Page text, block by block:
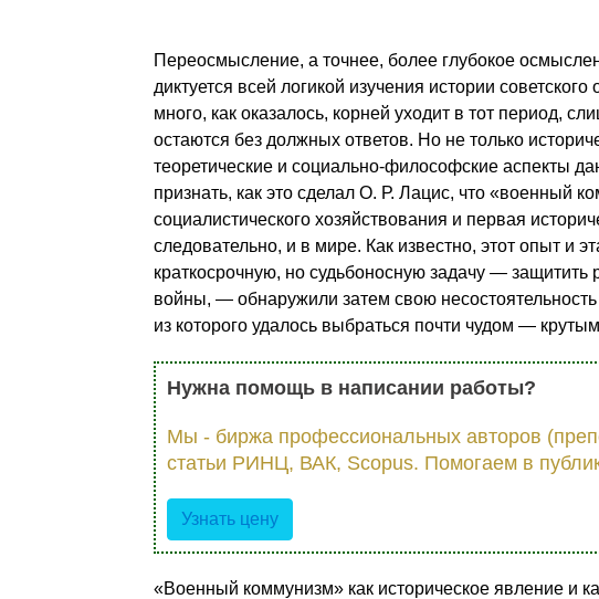
Переосмысление, а точнее, более глубокое
диктуется всей логикой изучения истории
много, как оказалось, корней уходит в тот период,
остаются без должных ответов. Но не только
теоретические и социально-философские аспекты
признать, как это сделал О. Р. Лацис, что «военный
социалистического хозяйствования и пер­вая
следовательно, и в мире. Как известно, этот опыт и
краткосрочную, но судьбоносную задачу —
войны, — обнаружили затем свою
из которого удалось выбраться поч­ти чудом —
Нужна помощь в написании работы?
Мы - биржа профессиональных авторов
статьи РИНЦ, ВАК, Scopus. Помогаем в
Узнать цену
«Военный коммунизм» как историческое явление и